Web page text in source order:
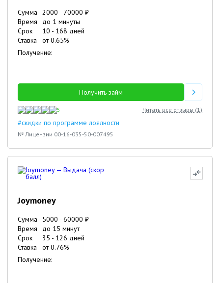
Сумма 2000 - 70000 ₽
Время
до 1 минуты
Срок
10 - 168 дней
Ставка
от0.65%
Получение:
Получить займ
5 Читать все отзывы (1)
#скидки по программе лоялности
№ Лицензии 00-16-035-50-007495
Joymoney
Сумма 5000 - 60000 ₽
Время
до 15 минут
Срок
35 - 126 дней
Ставка
от0.76%
Получение: